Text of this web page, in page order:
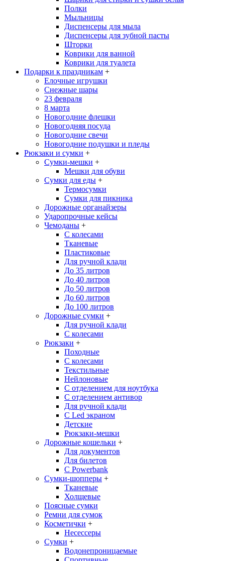
Полки
Мыльницы
Диспенсеры для мыла
Диспенсеры для зубной пасты
Шторки
Коврики для ванной
Коврики для туалета
Подарки к праздникам +
Елочные игрушки
Снежные шары
23 февраля
8 марта
Новогодние флешки
Новогодняя посуда
Новогодние свечи
Новогодние подушки и пледы
Рюкзаки и сумки +
Сумки-мешки +
Мешки для обуви
Сумки для еды +
Термосумки
Сумки для пикника
Дорожные органайзеры
Ударопрочные кейсы
Чемоданы +
С колесами
Тканевые
Пластиковые
Для ручной клади
До 35 литров
До 40 литров
До 50 литров
До 60 литров
До 100 литров
Дорожные сумки +
Для ручной клади
С колесами
Рюкзаки +
Походные
С колесами
Текстильные
Нейлоновые
С отделением для ноутбука
С отделением антивор
Для ручной клади
С Led экраном
Детские
Рюкзаки-мешки
Дорожные кошельки +
Для документов
Для билетов
С Powerbank
Сумки-шопперы +
Тканевые
Холщевые
Поясные сумки
Ремни для сумок
Косметички +
Несессеры
Сумки +
Водонепроницаемые